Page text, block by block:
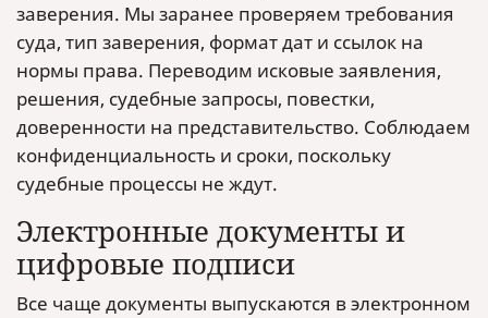
заверения. Мы заранее проверяем требования
суда, тип заверения, формат дат и ссылок на
нормы права. Переводим исковые заявления,
решения, судебные запросы, повестки,
доверенности на представительство. Соблюдаем
конфиденциальность и сроки, поскольку
судебные процессы не ждут.
Электронные документы и
цифровые подписи
Все чаще документы выпускаются в электронном